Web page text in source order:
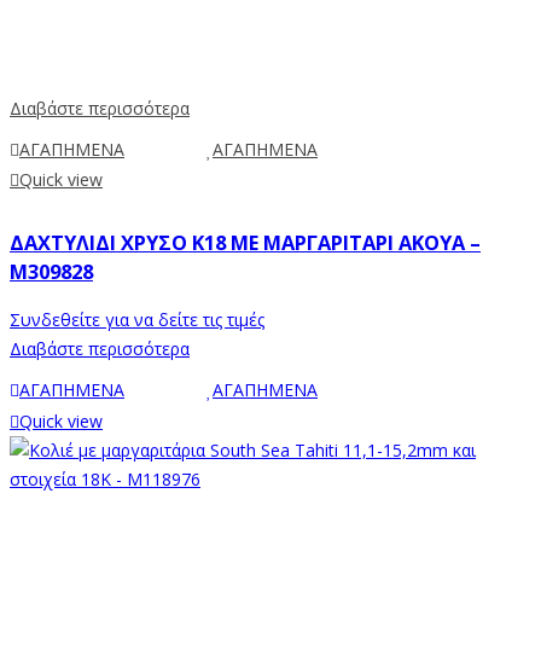
Διαβάστε περισσότερα
ΑΓΑΠΗΜΕΝΑ
ΑΓΑΠΗΜΕΝΑ
Quick view
ΔΑΧΤΥΛΊΔΙ ΧΡΥΣΌ Κ18 ΜΕ ΜΑΡΓΑΡΙΤΆΡΙ AKOYA –
M309828
Συνδεθείτε για να δείτε τις τιμές
Διαβάστε περισσότερα
ΑΓΑΠΗΜΕΝΑ
ΑΓΑΠΗΜΕΝΑ
Quick view